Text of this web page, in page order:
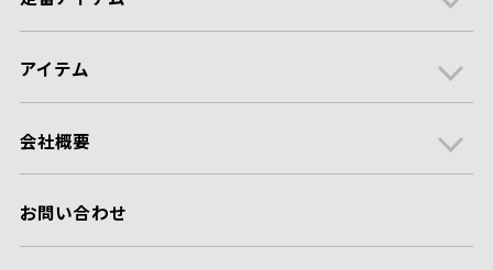
アイテム
会社概要
お問い合わせ